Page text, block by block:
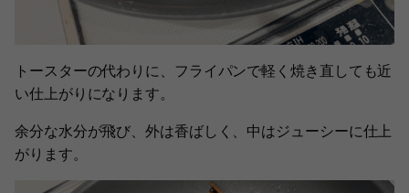
トースターの代わりに、フライパンで軽く焼き直しても近
い仕上がりになります。
余分な水分が飛び、外は香ばしく、中はジューシーに仕上
がります。